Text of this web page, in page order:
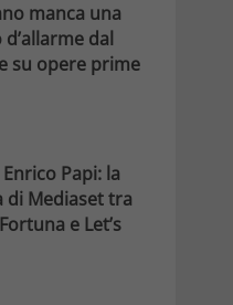
manca una
dal
su opere prime
Papi: la
di Mediaset tra
e Let’s